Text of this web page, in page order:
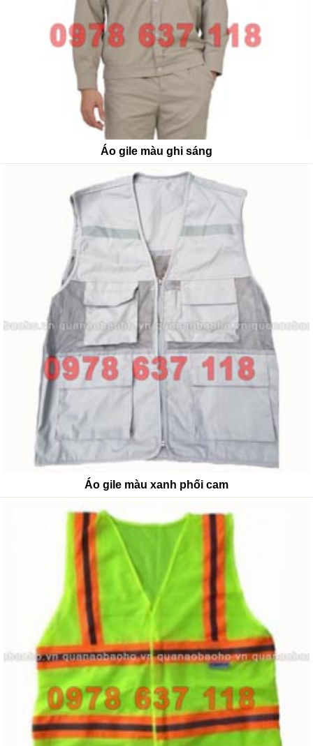
Áo gile màu ghi sáng
Áo gile màu xanh phối cam